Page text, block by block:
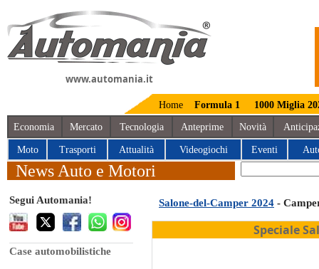
www.automania.it
Home Formula 1 1000 Miglia
Economia Mercato Tecnologia Anteprime Novità
Moto Trasporti Attualità Videogiochi Eventi
News Auto e Motori
Segui Automania!
Case automobilistiche
Salone-del-Camper 2024 -
Speciale